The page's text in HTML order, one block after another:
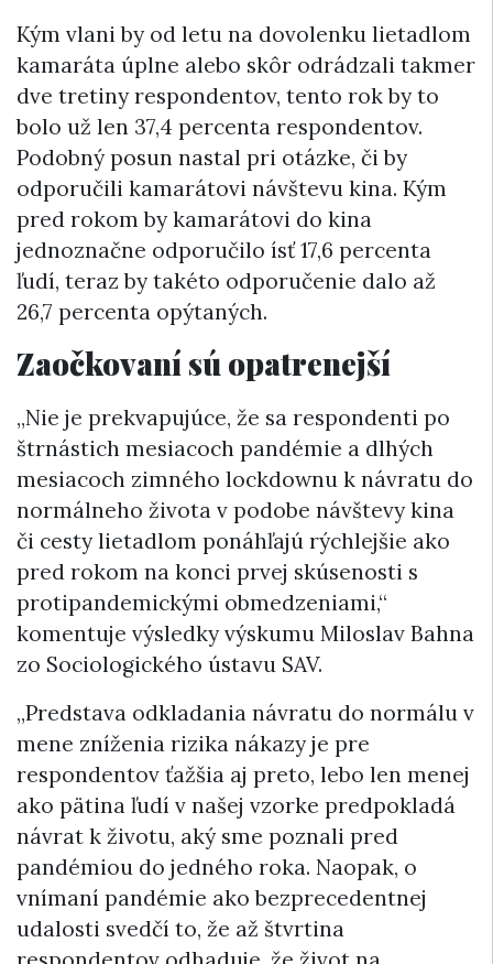
Kým vlani by od letu na dovolenku lietadlom
kamaráta úplne alebo skôr odrádzali takmer
dve tretiny respondentov, tento rok by to
bolo už len 37,4 percenta respondentov.
Podobný posun nastal pri otázke, či by
odporučili kamarátovi návštevu kina. Kým
pred rokom by kamarátovi do kina
jednoznačne odporučilo ísť 17,6 percenta
ľudí, teraz by takéto odporučenie dalo až
26,7 percenta opýtaných.
Zaočkovaní sú opatrenejší
„Nie je prekvapujúce, že sa respondenti po
štrnástich mesiacoch pandémie a dlhých
mesiacoch zimného lockdownu k návratu do
normálneho života v podobe návštevy kina
či cesty lietadlom ponáhľajú rýchlejšie ako
pred rokom na konci prvej skúsenosti s
protipandemickými obmedzeniami,“
komentuje výsledky výskumu Miloslav Bahna
zo Sociologického ústavu SAV.
„Predstava odkladania návratu do normálu v
mene zníženia rizika nákazy je pre
respondentov ťažšia aj preto, lebo len menej
ako pätina ľudí v našej vzorke predpokladá
návrat k životu, aký sme poznali pred
pandémiou do jedného roka. Naopak, o
vnímaní pandémie ako bezprecedentnej
udalosti svedčí to, že až štvrtina